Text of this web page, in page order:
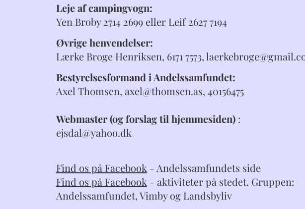
Leje af campingvogn:
Yen Broby 2714 2699 eller Leif 2627 7194
Øvrige henvendelser:
Lærke Broge Henriksen, 6171 7573,
Bestyrelsesformand i Andelssamfundet:
Axel Thomsen, axel@thomsen.as, 40156475
Webmaster (og forslag til hjemmesiden) :
ejsdal@yahoo.dk
Find os på Facebook - Andelssamfundets side
Find os på Facebook - aktiviteter på stedet. Gruppen:
Andelssamfundet, Vimby og Landsbyliv